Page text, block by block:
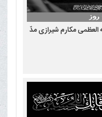
العظمی مکارم شیرازی مدّ